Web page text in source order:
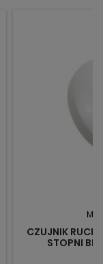
CZUJNIK
STOPNI